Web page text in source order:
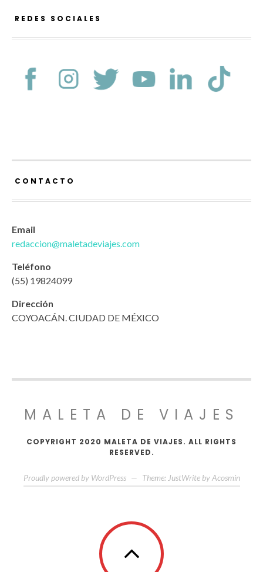
REDES SOCIALES
CONTACTO
Email
redaccion@maletadeviajes.com
Teléfono
(55) 19824099
Dirección
COYOACÁN. CIUDAD DE MÉXICO
MALETA DE VIAJES
COPYRIGHT 2020 MALETA DE VIAJES. ALL RIGHTS
RESERVED.
Proudly powered by WordPress — Theme: JustWrite by Acosmin